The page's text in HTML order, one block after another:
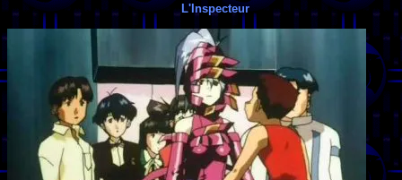
L'Inspecteur